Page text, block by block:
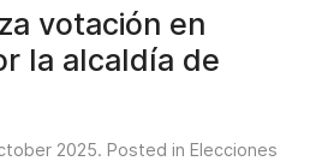
votación en
la alcaldía de
2025. Posted in Elecciones